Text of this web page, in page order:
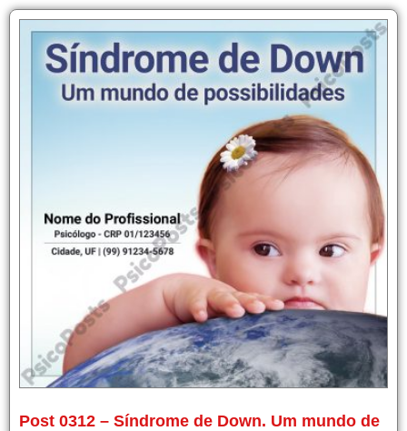
Post 0312 – Síndrome de Down. Um mundo de